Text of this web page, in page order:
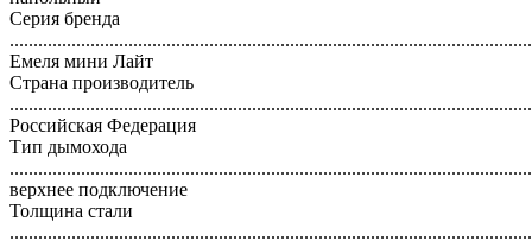
Серия бренда
Емеля мини Лайт
Страна производитель
Российская Федерация
Тип дымохода
верхнее подключение
Толщина стали